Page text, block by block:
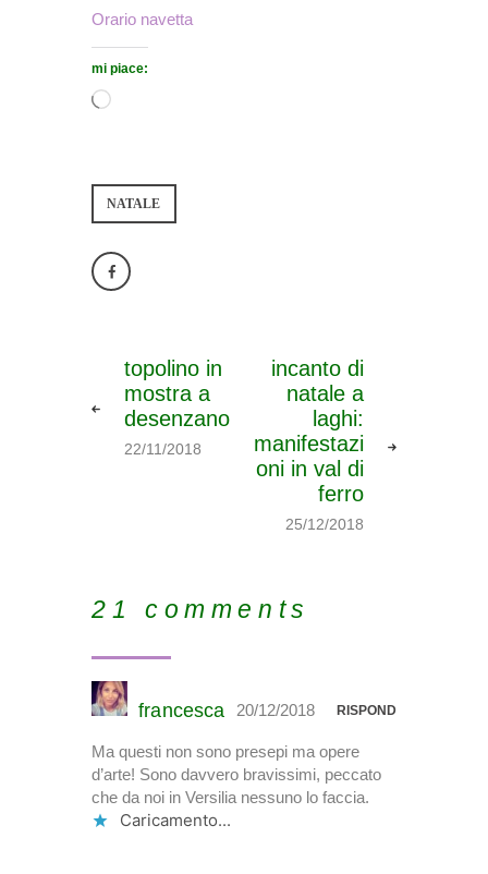
Orario navetta
mi piace:
NATALE
topolino in
mostra a
desenzano
22/11/2018
incanto di
natale a
laghi:
manifestazi
oni in val di
ferro
25/12/2018
21 comments
francesca 20/12/2018 RISPONDI
Ma questi non sono presepi ma opere
d’arte! Sono davvero bravissimi, peccato
che da noi in Versilia nessuno lo faccia.
Caricamento...